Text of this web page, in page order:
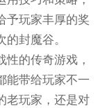
予玩家丰厚的奖
封魔谷。
的传奇游戏，
能带给玩家不一
老玩家，还是对